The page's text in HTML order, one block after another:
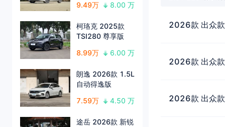
9.49万 8.00 万
柯珞克 2025款
TSI280 尊享版
8.99万
6.00 万
朗逸 2026款 1.5L
自动得逸版
7.59万
4.50 万
途岳 2026款 新锐
2026款 出众
2026款 出众
2026款 出众